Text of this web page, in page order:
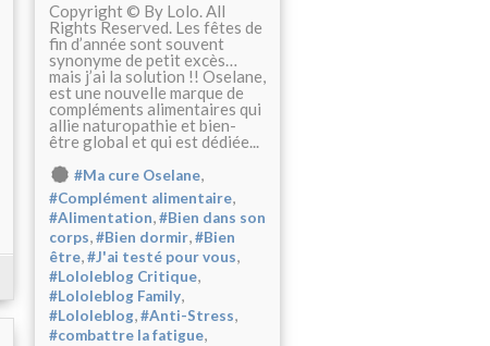
Copyright © By Lolo. All
Rights Reserved. Les fêtes de
fin d’année sont souvent
synonyme de petit excès…
mais j’ai la solution !! Oselane,
est une nouvelle marque de
compléments alimentaires qui
allie naturopathie et bien-
être global et qui est dédiée...
#Ma cure Oselane,
#Complément alimentaire,
#Alimentation,#Bien dans son
corps,#Bien dormir,#Bien
être,#J'ai testé pour vous,
#Lololeblog Critique,
#Lololeblog Family,
#Lololeblog,#Anti-Stress,
#combattre la fatigue,